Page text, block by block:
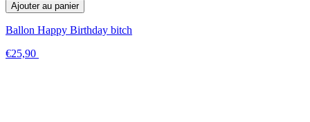
Ajouter au panier
Ballon Happy Birthday bitch
€25,90